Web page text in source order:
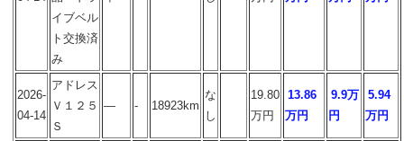
イブベル
ト交換済
み
2026-
04-14
アドレス
Ｖ１２５
Ｓ
― - 18923km
な
し
19.80
万円
13.86
万円
9.9万
円
5.94
万円